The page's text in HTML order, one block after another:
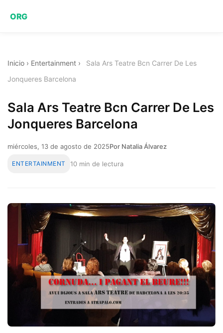
ORG
Inicio › Entertainment ›
Sala Ars Teatre Bcn Carrer De Les
Jonqueres Barcelona
Sala Ars Teatre Bcn Carrer De Les
Jonqueres Barcelona
miércoles, 13 de agosto de 2025Por Natalia Álvarez
ENTERTAINMENT 10 min de lectura